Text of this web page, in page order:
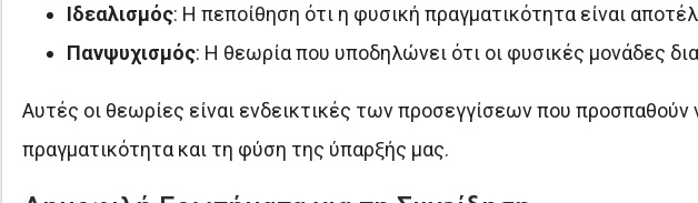
Ιδεαλισμός: Η πεποίθηση ότι η φυσική πραγματικότητα είναι
Πανψυχισμός: Η θεωρία που υποδηλώνει ότι οι φυσικές μονάδες
Αυτές οι θεωρίες είναι ενδεικτικές των προσεγγίσεων που
πραγματικότητα και τη φύση της ύπαρξής μας.